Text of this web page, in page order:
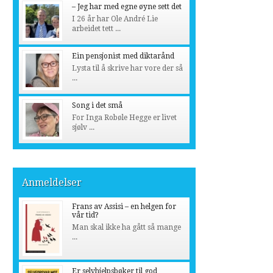
– Jeg har med egne øyne sett det
I 26 år har Ole André Lie
arbeidet tett ...
Ein pensjonist med diktarånd
Lysta til å skrive har vore der så
...
Song i det små
For Inga Robøle Hegge er livet
sjølv ...
Anmeldelser
Frans av Assisi – en helgen for
vår tid?
Man skal ikke ha gått så mange
...
Er selvhjelpsbøker til god